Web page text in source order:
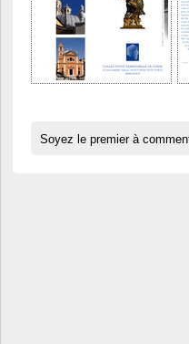
Soyez le premier à